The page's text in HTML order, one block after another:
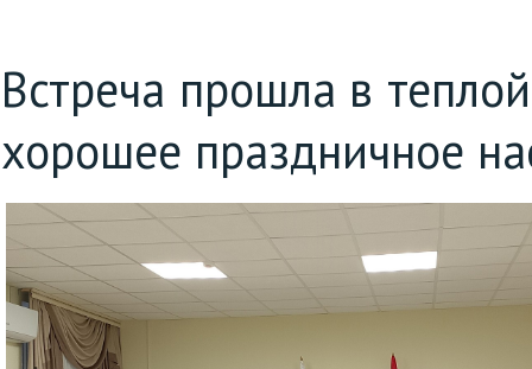
Встреча прошла в
хорошее праздничное